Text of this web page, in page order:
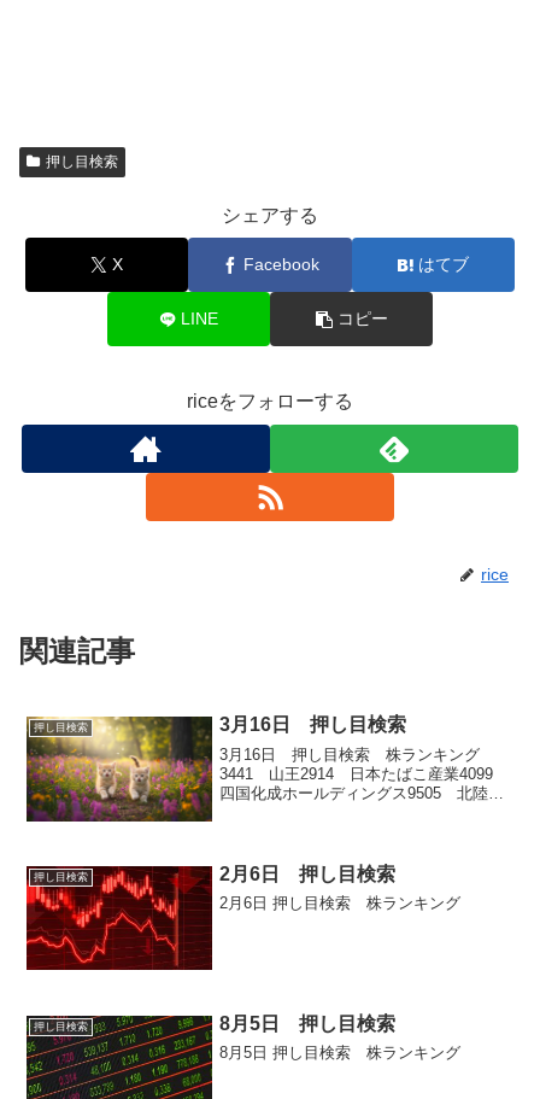
押し目検索
シェアする
X Facebook はてブ
LINE コピー
riceをフォローする
rice
関連記事
押し目検索 3月16日 押し目検索
3月16日 押し目検索 株ランキング
3441 山王2914 日本たばこ産業4099
四国化成ホールディングス9505 北陸電
押し目検索 2月6日 押し目検索
2月6日 押し目検索 株ランキング
押し目検索 8月5日 押し目検索
8月5日 押し目検索 株ランキング